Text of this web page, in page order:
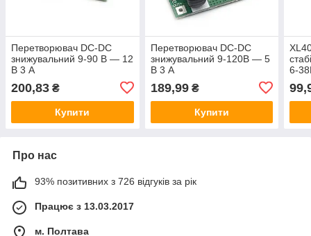
Перетворювач DC-DC
знижувальний 9-90 В — 12
В 3 А
200,83 ₴
Купити
Перетворювач DC-DC
знижувальний 9-120В — 5
В 3 А
189,99₴
Купити
6-
Про нас
93% позитивних з 726 відгуків за рік
Працює з 13.03.2017
м. Полтава